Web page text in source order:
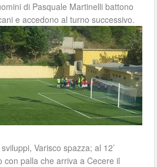
di Pasquale Martinelli battono
e accedono al turno successivo.
Varisco spazza; al 12’
con palla che arriva a Cecere il